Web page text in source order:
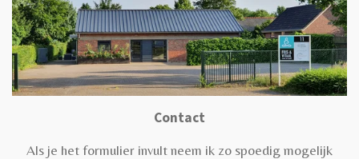
Contact
Als je het formulier invult neem ik zo spoedig mogelijk